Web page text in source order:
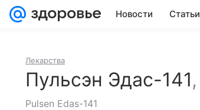
Новости Статьи
Лекарства
Пульсэн Эдас-141,
Pulsen Edas-141